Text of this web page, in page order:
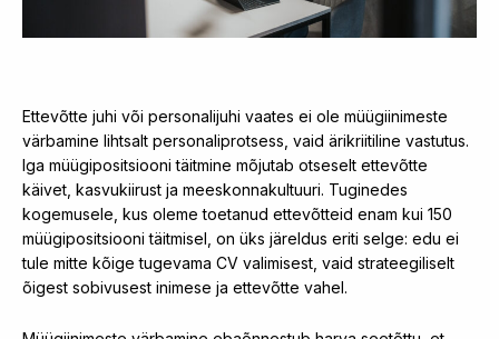
Ettevõtte juhi või personalijuhi vaates ei ole müügiinimeste
värbamine lihtsalt personaliprotsess, vaid ärikriitiline vastutus.
Iga müügipositsiooni täitmine mõjutab otseselt ettevõtte
käivet, kasvukiirust ja meeskonnakultuuri. Tuginedes
kogemusele, kus oleme toetanud ettevõtteid enam kui 150
müügipositsiooni täitmisel, on üks järeldus eriti selge: edu ei
tule mitte kõige tugevama CV valimisest, vaid strateegiliselt
õigest sobivusest inimese ja ettevõtte vahel.